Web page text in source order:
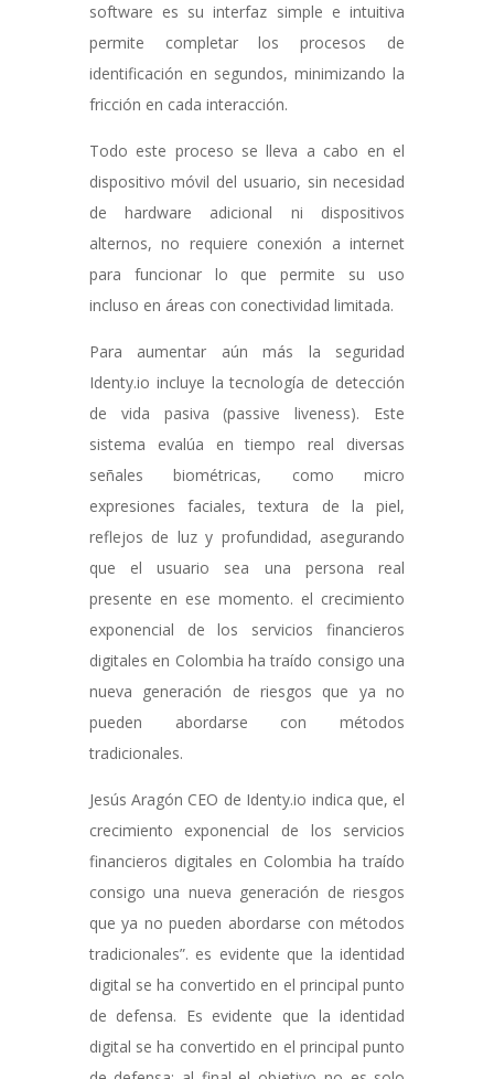
software es su interfaz simple e intuitiva
permite completar los procesos de
identificación en segundos, minimizando la
fricción en cada interacción.
Todo este proceso se lleva a cabo en el
dispositivo móvil del usuario, sin necesidad
de hardware adicional ni dispositivos
alternos, no requiere conexión a internet
para funcionar lo que permite su uso
incluso en áreas con conectividad limitada.
Para aumentar aún más la seguridad
Identy.io incluye la tecnología de detección
de vida pasiva (passive liveness). Este
sistema evalúa en tiempo real diversas
señales biométricas, como micro
expresiones faciales, textura de la piel,
reflejos de luz y profundidad, asegurando
que el usuario sea una persona real
presente en ese momento. el crecimiento
exponencial de los servicios financieros
digitales en Colombia ha traído consigo una
nueva generación de riesgos que ya no
pueden abordarse con métodos
tradicionales.
Jesús Aragón CEO de Identy.io indica que, el
crecimiento exponencial de los servicios
financieros digitales en Colombia ha traído
consigo una nueva generación de riesgos
que ya no pueden abordarse con métodos
tradicionales”. es evidente que la identidad
digital se ha convertido en el principal punto
de defensa. Es evidente que la identidad
digital se ha convertido en el principal punto